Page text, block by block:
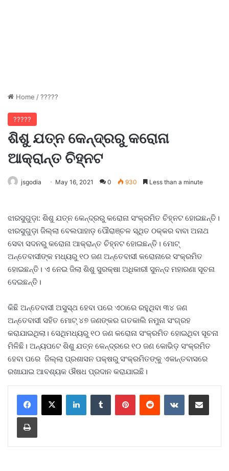
Home /?????
?????
ଶିଶୁ ଯତ୍ନ କେନ୍ଦ୍ରରୁ କରୋନା
ଆକ୍ରାନ୍ତ ଚିହ୍ନଟ
jsgodia May 16, 2021 0 930 Less than a minute
ଝାରସୁଗୁଡ଼ା: ଶିଶୁ ଯତ୍ନ କେନ୍ଦ୍ରରୁ କରୋନା ସଂକ୍ରମିତ ଚିହ୍ନଟ ହୋଇଛନ୍ତି।
ଝାରସୁଗୁଡ଼ା ଜିଲ୍ଲା ବେଲପାହାଡ଼ ପୌରାଞ୍ଚଳ ସ୍ଥିତ ଠକ୍କର ବାବା ଅନାଥ
ସେବା ସଦନରୁ କରୋନା ଆକ୍ରାନ୍ତ ଚିହ୍ନଟ ହୋଇଛନ୍ତି। ମୋଟ୍
ଅନ୍ତେବାସୀଙ୍କ ମଧ୍ୟରୁ ୧୦ ଜଣ ଅନ୍ତେବାସୀ କରୋନାରେ ସଂକ୍ରମିତ
ହୋଇଛନ୍ତି। ଏ ନେଇ ଜିଲା ଶିଶୁ ସୁରକ୍ଷା ଅଧିକାରୀ ସୁନନ୍ଦ ମହାରଣା ସୂଚନା
ଦେଇଛନ୍ତି।
କିଛି ଅନ୍ତେବାସୀ ଅସୁସ୍ଥ ହେବା ପରେ ଏଠାରେ ରହୁଥିବା ୩୪ ଜଣ
ଅନ୍ତେବାସୀ ସହିତ ମୋଟ୍ ୪୭ ଜଣଙ୍କର ଗତକାଲି ନମୁନା ସଂଗ୍ରହ
କରାଯାଇଥିଲା। ସେଥିମଧ୍ୟରୁ ୧୦ ଜଣ କରୋନା ସଂକ୍ରମିତ ହୋଇଥିବା ସୂଚନା
ମିଳିଛି। ଅନ୍ୟପଟେ ଶିଶୁ ଯତ୍ନ କେନ୍ଦ୍ରରେ ୧୦ ଜଣ କୋଭିଡ଼ ସଂକ୍ରମିତ
ହେବା ପରେ ଜିଲ୍ଲା ପ୍ରଶାସନ ପକ୍ଷରୁ ସଂକ୍ରମିତଙ୍କୁ ଏକାନ୍ତବାସରେ
ରଖାଯାଇ ଆବଶ୍ୟକ ଔଷଧ ପ୍ରଦାନ କରାଯାଇଛି।
LinkedInTumblr PinterestReddit VKontakteShare via Email
Print